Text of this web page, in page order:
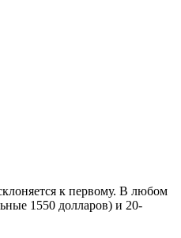
к первому. В любом
1550 долларов) и 20-